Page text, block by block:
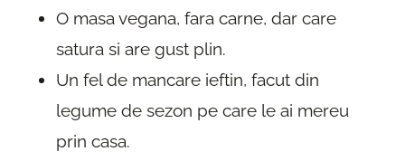
O masa vegana, fara carne, dar care
satura si are gust plin.
Un fel de mancare ieftin, facut din
legume de sezon pe care le ai mereu
prin casa.